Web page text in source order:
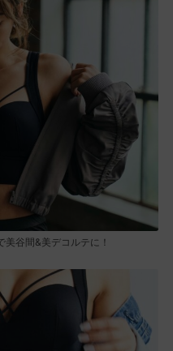
谷間&美デコルテに！